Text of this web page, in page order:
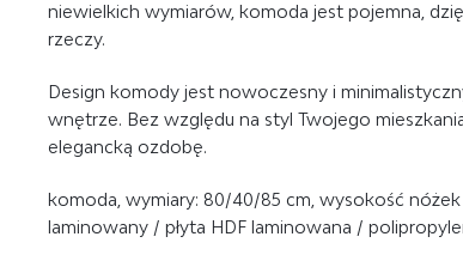
niewielkich wymiarów, komoda jest pojemna,
rzeczy.
Design komody jest nowoczesny i
wnętrze. Bez względu na styl Twojego
elegancką ozdobę.
komoda, wymiary: 80/40/85 cm, wysokość nóżek
laminowany / płyta HDF laminowana /